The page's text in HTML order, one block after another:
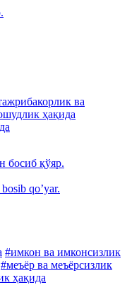
ва
ҳақида
босиб қўяр.
qoʼyar.
#имкон ва имконсизлик
#меъёр ва меъёрсизлик
ҳақида